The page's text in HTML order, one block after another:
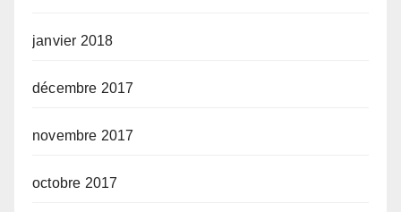
janvier 2018
décembre 2017
novembre 2017
octobre 2017